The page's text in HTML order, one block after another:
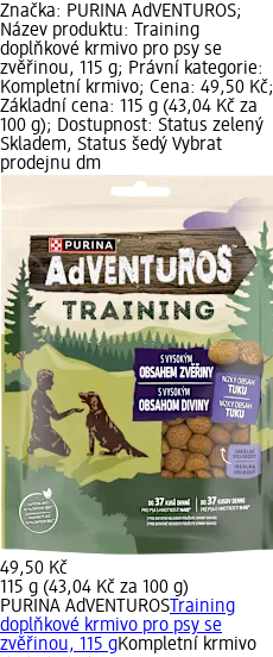
Značka: PURINA AdVENTUROS;
Název produktu: Training
doplňkové krmivo pro psy se
zvěřinou, 115 g; Právní kategorie:
Kompletní krmivo; Cena: 49,50 Kč;
Základní cena: 115 g (43,04 Kč za
100 g); Dostupnost: Status zelený
Skladem, Status šedý Vybrat
prodejnu dm
49,50 Kč
115 g (43,04 Kč za 100 g)
PURINA AdVENTUROS Training
doplňkové krmivo pro psy se
zvěřinou, 115 gKompletní krmivo